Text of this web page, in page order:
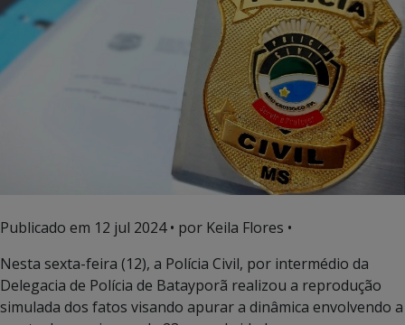
Publicado em 12 jul 2024• por Keila Flores •
Nesta sexta-feira (12), a Polícia Civil, por intermédio da
Delegacia de Polícia de Batayporã realizou a reprodução
simulada dos fatos visando apurar a dinâmica envolvendo a